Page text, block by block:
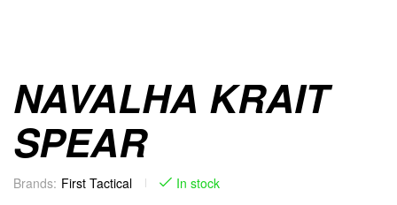
NAVALHA KRAIT
SPEAR
Brands: First Tactical In stock